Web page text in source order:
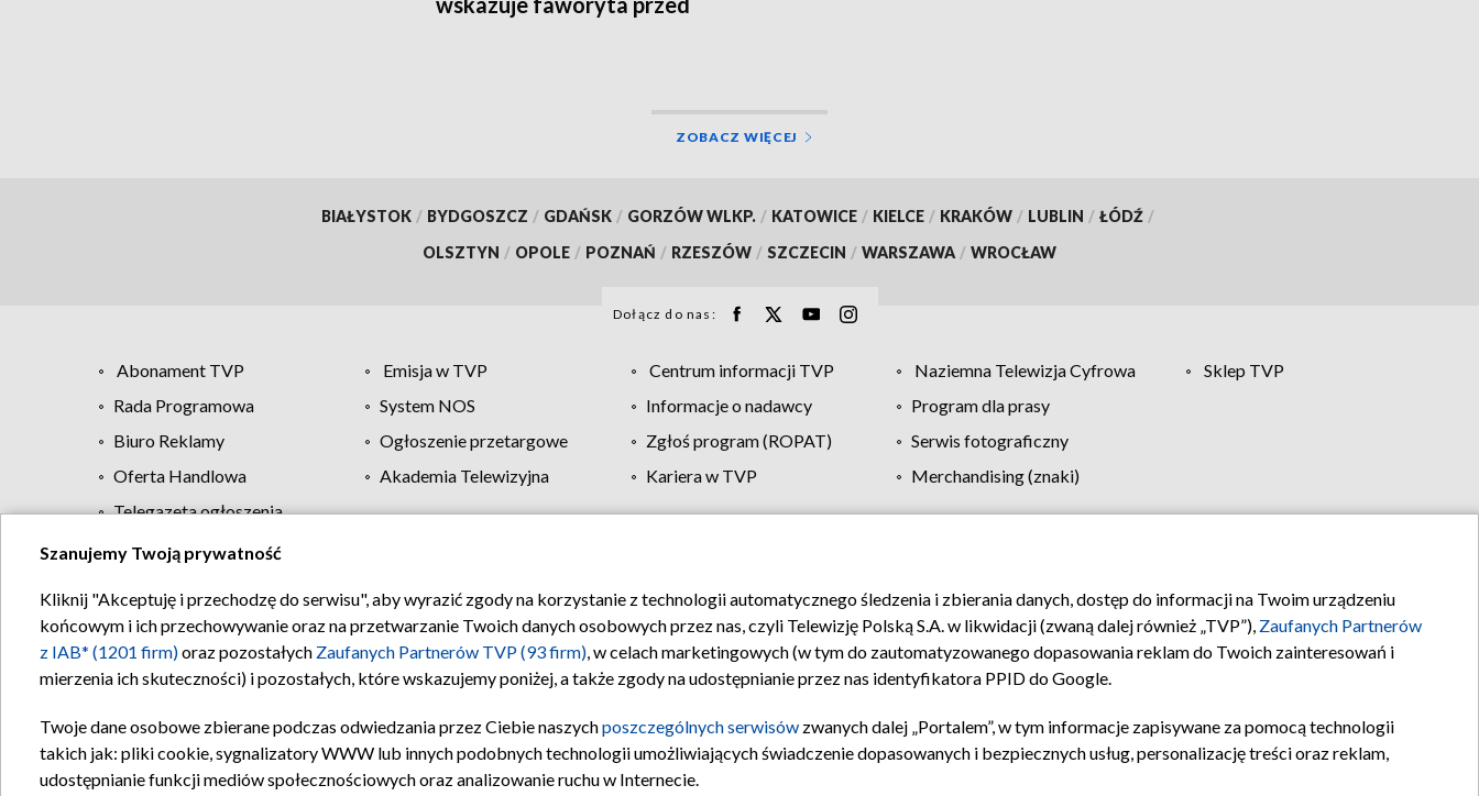
ZOBACZ WIĘCEJ
BIAŁYSTOK / BYDGOSZCZ / GDAŃSK / GORZÓW WLKP. / KATOWICE / KIELCE / KRAKÓW / LUBLIN / ŁÓDŹ /
OLSZTYN / OPOLE / POZNAŃ / RZESZÓW / SZCZECIN / WARSZAWA / WROCŁAW
Dołącz do nas:
Abonament TVP Emisja w TVP Centrum informacji TVP Naziemna Telewizja Cyfrowa
Sklep TVP
Rada Programowa
System NOS Informacje o nadawcy
Program dla prasy
Biuro Reklamy
Ogłoszenie przetargowe Zgłoś program (ROPAT)
Serwis fotograficzny
Oferta Handlowa
Akademia Telewizyjna Kariera w TVP
Merchandising (znaki)
Telegazeta ogłoszenia
Regulamin TVP Polityka prywatności Moje zgody Pomoc Biuro reklamy Kontakt
Szanujemy Twoją prywatność
Kliknij "Akceptuję i przechodzę do serwisu", aby wyrazić zgody na korzystanie z technologii automatycznego śledzenia i zbierania danych, dostęp do informacji na Twoim urządzeniu
końcowym i ich przechowywanie oraz na przetwarzanie Twoich danych osobowych przez nas, czyli Telewizję Polską S.A. w likwidacji (zwaną dalej również „TVP”), Zaufanych Partnerów
z IAB* (1201 firm)oraz pozostałych Zaufanych Partnerów TVP (93 firm), w celach marketingowych (w tym do zautomatyzowanego dopasowania reklam do Twoich zainteresowań i
mierzenia ich skuteczności) i pozostałych, które wskazujemy poniżej, a także zgody na udostępnianie przez nas identyfikatora PPID do Google.
Twoje dane osobowe zbierane podczas odwiedzania przez Ciebie naszychposzczególnych serwisów zwanych dalej „Portalem”, w tym informacje zapisywane za pomocą technologii
takich jak: pliki cookie, sygnalizatory WWW lub innych podobnych technologii umożliwiających świadczenie dopasowanych i bezpiecznych usług, personalizację treści oraz reklam,
udostępnianie funkcji mediów społecznościowych oraz analizowanie ruchu w Internecie.